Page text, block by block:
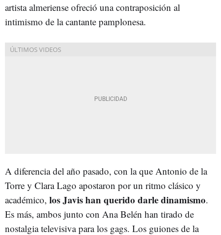
artista almeriense ofreció una contraposición al
intimismo de la cantante pamplonesa.
A diferencia del año pasado, con la que Antonio de la
Torre y Clara Lago apostaron por un ritmo clásico y
académico, los Javis han querido darle dinamismo.
Es más, ambos junto con Ana Belén han tirado de
nostalgia televisiva para los gags. Los guiones de la